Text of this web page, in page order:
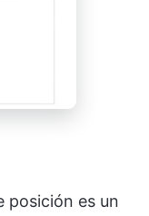
posición es un